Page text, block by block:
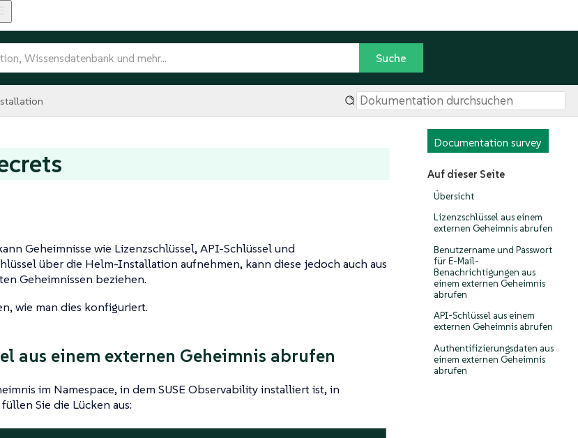
Documentation survey
Auf dieser Seite
Übersicht
Lizenzschlüssel aus einem
externen Geheimnis abrufen
Benutzername und Passwort
für E-Mail-
Benachrichtigungen aus
einem externen Geheimnis
abrufen
API-Schlüssel aus einem
externen Geheimnis abrufen
Authentifizierungsdaten aus
einem externen Geheimnis
abrufen
Geheimnisse wie Lizenzschlüssel, API-Schlüssel und
über die Helm-Installation aufnehmen, kann diese jedoch auch aus
Geheimnissen beziehen.
wie man dies konfiguriert.
aus einem externen Geheimnis abrufen
im Namespace, in dem SUSE Observability installiert ist, in
Sie die Lücken aus: